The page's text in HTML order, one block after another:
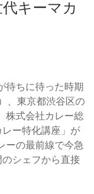
キーマカ
待ちに待った時期
、東京都渋谷区の
株式会社カレー総
ー特化講座」が
ーの最前線で今急
シェフから直接